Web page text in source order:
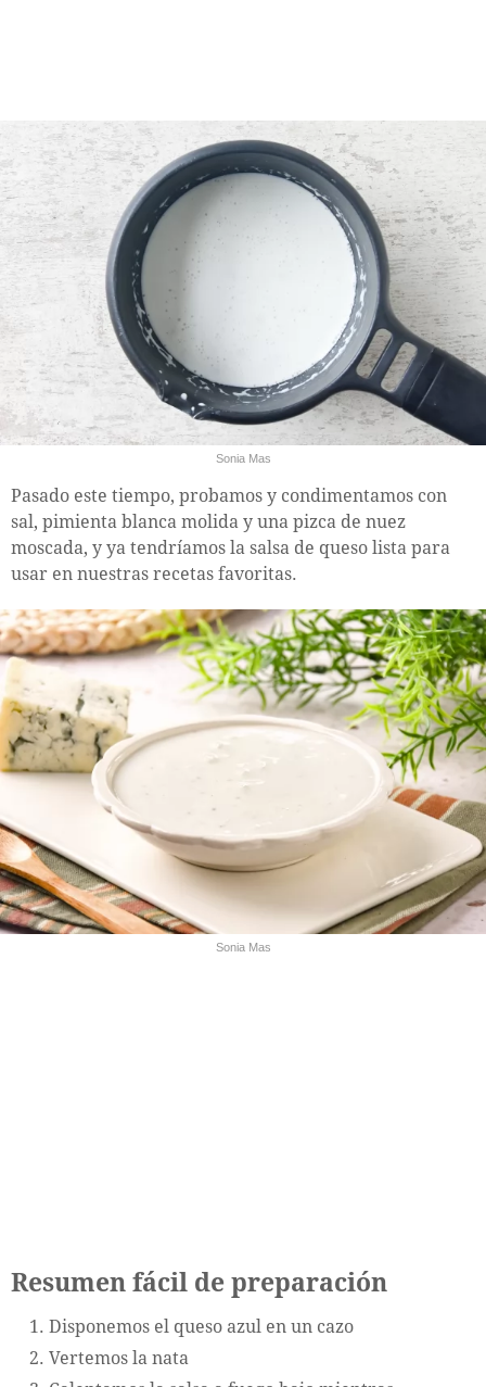
Sonia Mas
Pasado este tiempo, probamos y condimentamos con
sal, pimienta blanca molida y una pizca de nuez
moscada, y ya tendríamos la salsa de queso lista para
usar en nuestras recetas favoritas.
Sonia Mas
Resumen fácil de preparación
Disponemos el queso azul en un cazo
Vertemos la nata